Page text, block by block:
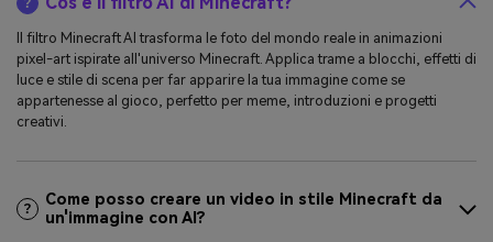
Il filtro Minecraft AI trasforma le foto del mondo reale in animazioni
pixel-art ispirate all'universo Minecraft. Applica trame a blocchi, effetti di
luce e stile di scena per far apparire la tua immagine come se
appartenesse al gioco, perfetto per meme, introduzioni e progetti
creativi.
Come posso creare un video in stile Minecraft da
un'immagine con AI?